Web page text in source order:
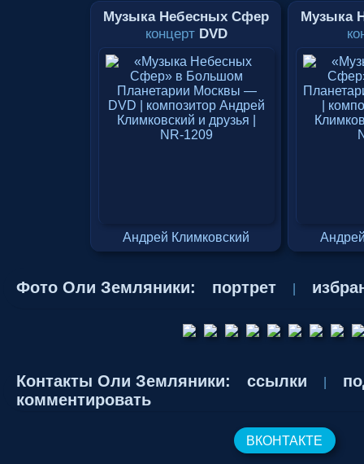
Музыка Небесных Сфер
концертDVD
Андрей Климковский
Музыка
Фото Оли Земляники: портрет
Контакты Оли Земляники: ссылки
комментировать
ВКОНТАКТЕ